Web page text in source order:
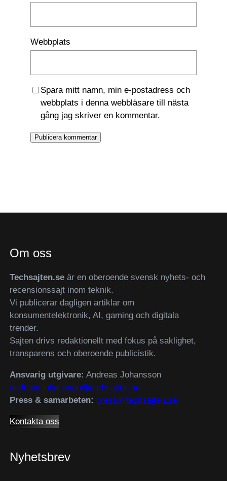
Webbplats
Spara mitt namn, min e-postadress och
webbplats i denna webbläsare till nästa
gång jag skriver en kommentar.
Om oss
Techsajten.se är en oberoende svensk nyhets- och
recensionssajt inom teknik.
Vi publicerar dagligen artiklar om
konsumentelektronik, AI, gaming och digitala
trender.
Sajten drivs redaktionellt med fokus på saklighet,
transparens och oberoende publicistik.
Ansvarig utgivare: Andreas Johansson
andreas.johansson@techsajten.se
Press & samarbeten: press@techsajten.se
Kontakta oss
Nyhetsbrev